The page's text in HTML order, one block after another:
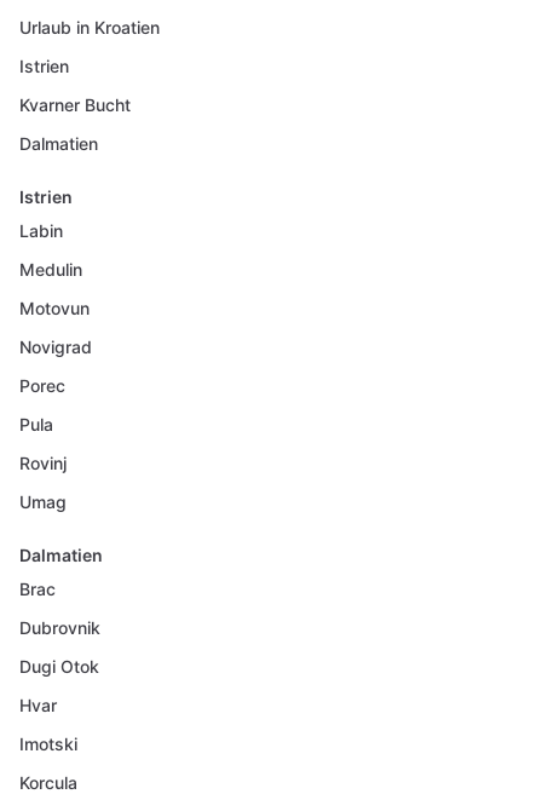
Urlaub in Kroatien
Istrien
Kvarner Bucht
Dalmatien
Istrien
Labin
Medulin
Motovun
Novigrad
Porec
Pula
Rovinj
Umag
Dalmatien
Brac
Dubrovnik
Dugi Otok
Hvar
Imotski
Korcula